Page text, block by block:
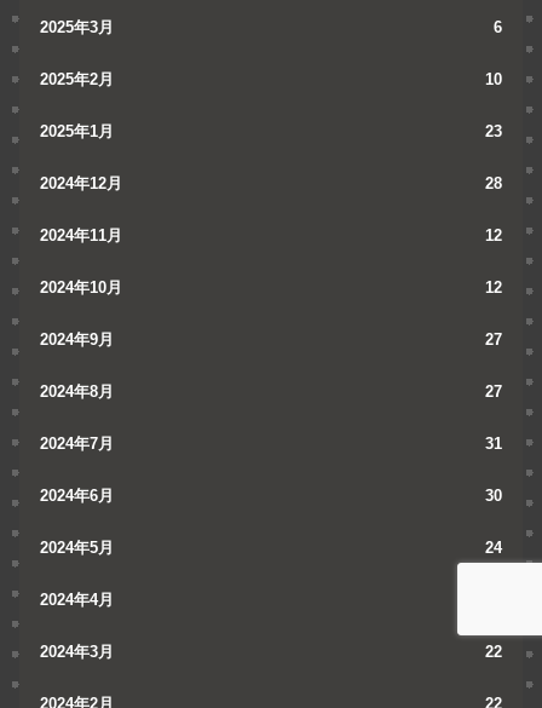
2025年3月 6
2025年2月 10
2025年1月 23
2024年12月 28
2024年11月 12
2024年10月 12
2024年9月 27
2024年8月 27
2024年7月 31
2024年6月 30
2024年5月 24
2024年4月
2024年3月 22
2024年2月 22